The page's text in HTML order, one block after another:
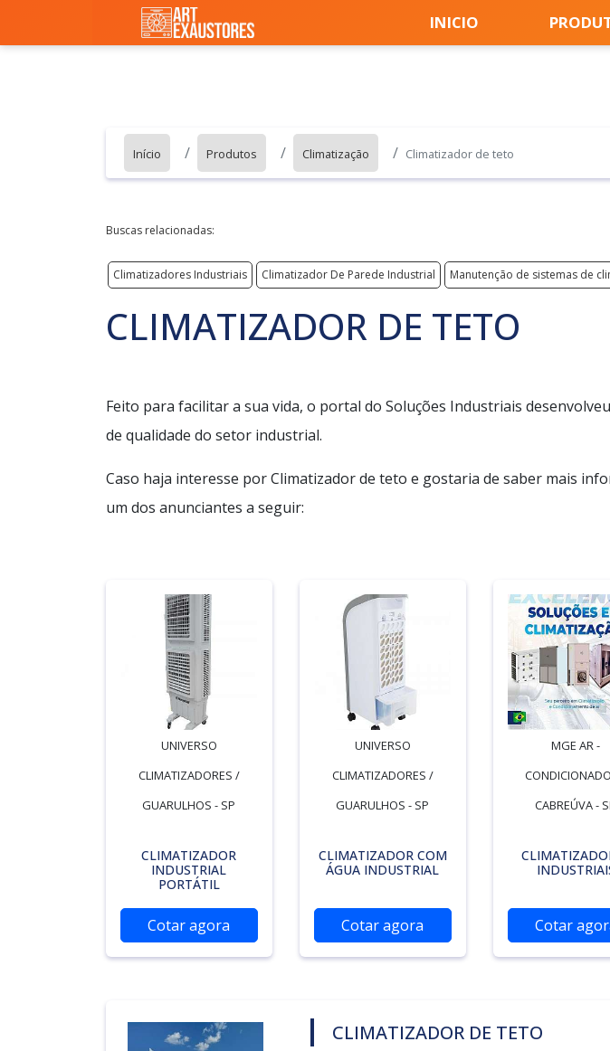
INICIO
Início Produtos Climatização Climatizador de teto
Buscas relacionadas:
Climatizadores Industriais Climatizador De Parede Industrial Manutenção de sistemas de
CLIMATIZADOR DE TETO
Feito para facilitar a sua vida, o portal do Soluções Industriais
de qualidade do setor industrial.
Caso haja interesse por Climatizador de teto e gostaria de saber mais
um dos anunciantes a seguir:
UNIVERSO
CLIMATIZADORES /
GUARULHOS - SP
CLIMATIZADOR
INDUSTRIAL
PORTÁTIL
Cotar agora
UNIVERSO
CLIMATIZADORES /
GUARULHOS - SP
CLIMATIZADOR COM
ÁGUA INDUSTRIAL
Cotar agora
MGE AR -
CABREÚVA -
Cotar
CLIMATIZADOR DE TETO